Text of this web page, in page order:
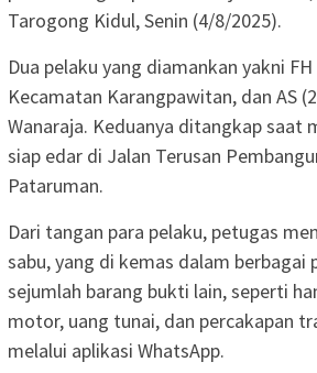
Tarogong Kidul, Senin (4/8/2025).
Dua pelaku yang diamankan yakni
Kecamatan Karangpawitan, dan AS
Wanaraja. Keduanya ditangkap saat
siap edar di Jalan Terusan
Pataruman.
Dari tangan para pelaku, petugas
sabu, yang di kemas dalam berbagai
sejumlah barang bukti lain, seperti
motor, uang tunai, dan percakapan
melalui aplikasi WhatsApp.